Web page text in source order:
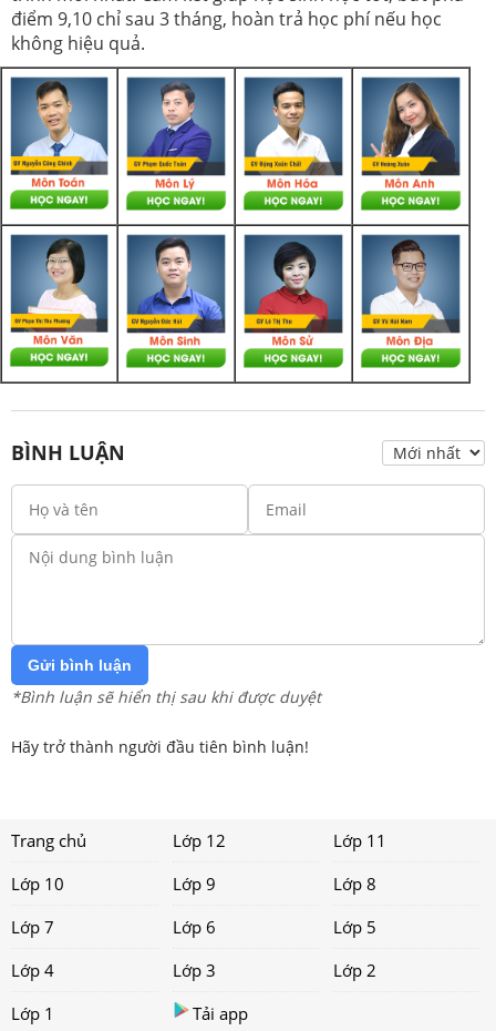
điểm 9,10 chỉ sau 3 tháng, hoàn trả học phí nếu học
không hiệu quả.
BÌNH LUẬN
Gửi bình luận
*Bình luận sẽ hiển thị sau khi được duyệt
Hãy trở thành người đầu tiên bình luận!
Trang chủ Lớp 12
Lớp 11
Lớp 10
Lớp 9
Lớp 8
Lớp 7
Lớp 6
Lớp 5
Lớp 4
Lớp 3
Lớp 2
Lớp 1
Tải app